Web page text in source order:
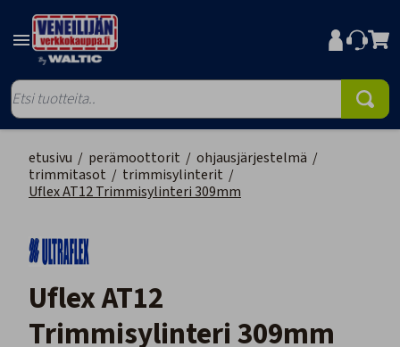
etusivu / perämoottorit / ohjausjärjestelmä /
trimmitasot / trimmisylinterit /
Uflex AT12 Trimmisylinteri 309mm
Uflex AT12
Trimmisylinteri 309mm